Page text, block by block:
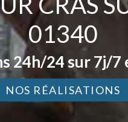
01340
24h/24 sur 7j/7
NOS RÉALISATIONS